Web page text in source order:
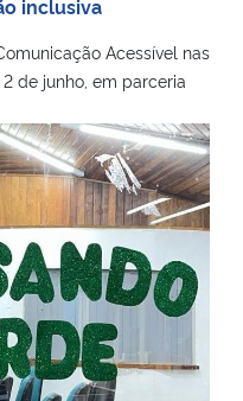
e Comunicações
inclusiva
Acessível nas
de junho, em parceria